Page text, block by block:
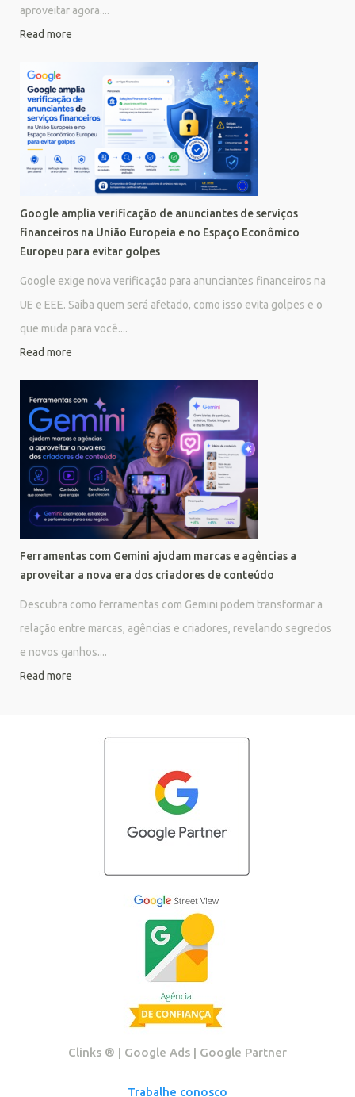
aproveitar agora....
Read more
Google amplia verificação de anunciantes de serviços
financeiros na União Europeia e no Espaço Econômico
Europeu para evitar golpes
Google exige nova verificação para anunciantes financeiros na
UE e EEE. Saiba quem será afetado, como isso evita golpes e o
que muda para você....
Read more
Ferramentas com Gemini ajudam marcas e agências a
aproveitar a nova era dos criadores de conteúdo
Descubra como ferramentas com Gemini podem transformar a
relação entre marcas, agências e criadores, revelando segredos
e novos ganhos....
Read more
Clinks ®️ | Google Ads | Google Partner
Trabalhe conosco